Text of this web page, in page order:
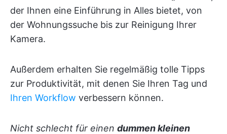
der Ihnen eine Einführung in Alles bietet, von
der Wohnungssuche bis zur Reinigung Ihrer
Kamera.
Außerdem erhalten Sie regelmäßig tolle Tipps
zur Produktivität, mit denen Sie Ihren Tag und
Ihren Workflow verbessern können.
Nicht schlecht für einen dummen kleinen